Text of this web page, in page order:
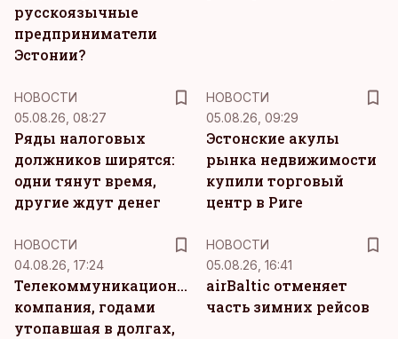
русскоязычные
предприниматели
Эстонии?
НОВОСТИ
05.08.26, 08:27
Ряды налоговых
должников ширятся:
одни тянут время,
другие ждут денег
НОВОСТИ
05.08.26, 09:29
Эстонские акулы
рынка недвижимости
купили торговый
центр в Риге
НОВОСТИ
04.08.26, 17:24
Телекоммуникационная
компания, годами
утопавшая в долгах,
НОВОСТИ
05.08.26, 16:41
airBaltic отменяет
часть зимних рейсов